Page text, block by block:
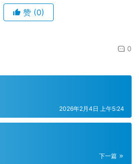
赞 (0)
0
2026年2月4日 上午5:24
下一篇